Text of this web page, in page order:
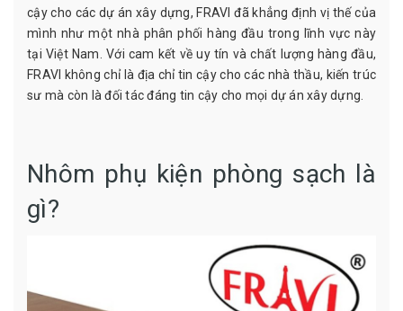
cậy cho các dự án xây dựng, FRAVI đã khẳng định vị thế của
mình như một nhà phân phối hàng đầu trong lĩnh vực này
tại Việt Nam. Với cam kết về uy tín và chất lượng hàng đầu,
FRAVI không chỉ là địa chỉ tin cậy cho các nhà thầu, kiến trúc
sư mà còn là đối tác đáng tin cậy cho mọi dự án xây dựng.
Nhôm phụ kiện phòng sạch là
gì?